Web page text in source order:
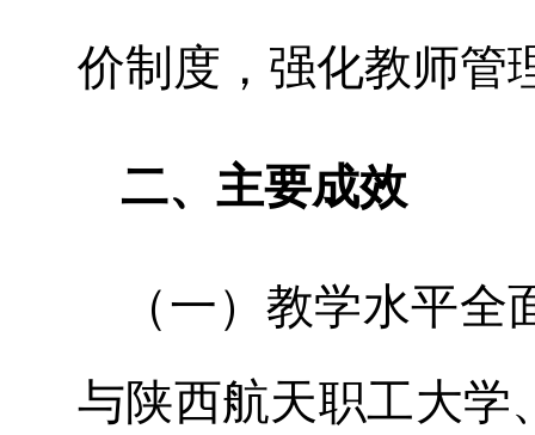
价制度，强化教师管
二、主要成效
（一）教学水平
与陕西航天职工大学